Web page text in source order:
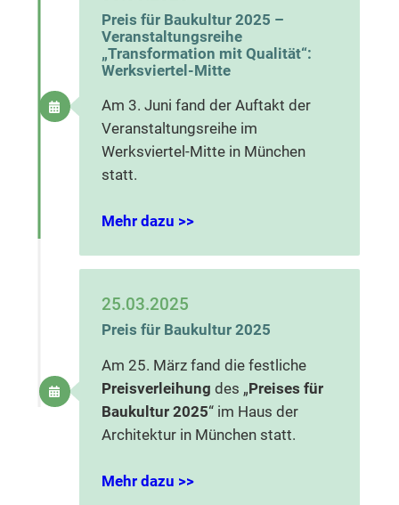
Preis für Baukultur 2025 –
Veranstaltungsreihe
„Transformation mit Qualität“:
Werksviertel-Mitte
Am 3. Juni fand der Auftakt der
Veranstaltungsreihe im
Werksviertel-Mitte in München
statt.
Mehr dazu >>
25.03.2025
Preis für Baukultur 2025
Am 25. März fand die festliche
Preisverleihungdes „Preises für
Baukultur 2025“ im Haus der
Architektur in München statt.
Mehr dazu >>